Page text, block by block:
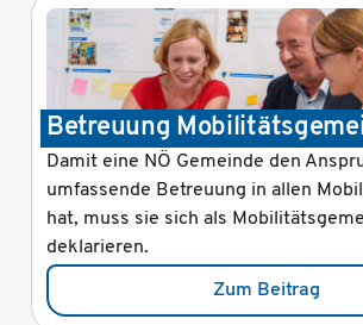
Betreuung
Damit eine NÖ Gemeinde den
umfassende Betreuung in allen
hat, muss sie sich als
deklarieren.
Zum Beitrag